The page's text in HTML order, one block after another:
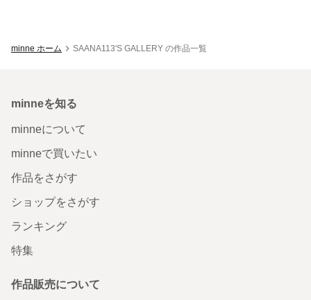
minne ホーム SAANA113'S GALLERY の作品一覧
minneを知る
minneについて
minneで買いたい
作品をさがす
ショップをさがす
ランキング
特集
作品販売について